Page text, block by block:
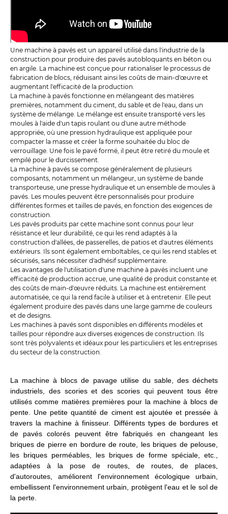
Une machine à pavés est un appareil utilisé dans l'industrie de la
construction pour produire des pavés autobloquants en béton ou
en argile. La machine est conçue pour rationaliser le processus de
fabrication de blocs, réduisant ainsi les coûts de main-d'œuvre et
augmentant l'efficacité de la production.
La machine à pavés fonctionne en mélangeant des matières
premières, notamment du ciment, du sable et de l'eau, dans un
système de mélange. Le mélange est ensuite transporté vers les
moules à l'aide d'un tapis roulant ou d'une autre méthode
appropriée, où une pression hydraulique est appliquée pour
compacter la masse et créer la forme souhaitée du bloc de
verrouillage. Une fois le pavé formé, il peut être retiré du moule et
empilé pour le durcissement.
La machine à pavés se compose généralement de plusieurs
composants, notamment un mélangeur, un système de bande
transporteuse, une presse hydraulique et un ensemble de moules à
pavés. Les moules peuvent être personnalisés pour produire
différentes formes et tailles de pavés, en fonction des exigences de
construction.
Les pavés produits par cette machine sont connus pour leur
résistance et leur durabilité, ce qui les rend adaptés à la
construction d'allées, de passerelles, de patios et d'autres éléments
extérieurs. Ils sont également emboîtables, ce qui les rend stables et
sécurisés, sans nécessiter d'adhésif supplémentaire.
Les avantages de l'utilisation d'une machine à pavés incluent une
efficacité de production accrue, une qualité de produit constante et
des coûts de main-d'œuvre réduits. La machine est entièrement
automatisée, ce qui la rend facile à utiliser et à entretenir. Elle peut
également produire des pavés dans une large gamme de couleurs
et de designs.
Les machines à pavés sont disponibles en différents modèles et
tailles pour répondre aux diverses exigences de construction. Ils
sont très polyvalents et idéaux pour les particuliers et les entreprises
du secteur de la construction.
La machine à blocs de pavage utilise du sable, des déchets
industriels, des scories et des scories qui peuvent tous être
utilisés comme matières premières pour la machine à blocs de
pente. Une petite quantité de ciment est ajoutée et pressée à
travers la machine à finisseur. Différents types de bordures et
de pavés colorés peuvent être fabriqués en changeant les
briques de pierre en bordure de route, les briques de pelouse,
les briques perméables, les briques de forme spéciale, etc.,
adaptées à la pose de routes, de routes, de places,
d'autoroutes, améliorent l'environnement écologique urbain,
embellissent l'environnement urbain, protègent l'eau et le sol de
la perte.